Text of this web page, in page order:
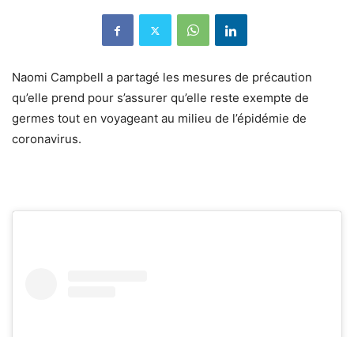
Naomi Campbell a partagé les mesures de précaution
qu’elle prend pour s’assurer qu’elle reste exempte de
germes tout en voyageant au milieu de l’épidémie de
coronavirus.